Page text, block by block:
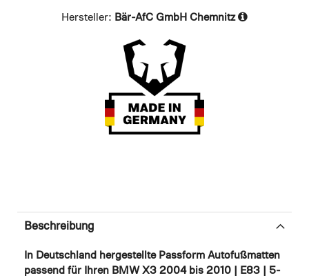
Hersteller: Bär-AfC GmbH Chemnitz
Beschreibung
In Deutschland hergestellte Passform Autofußmatten
passend für Ihren BMW X3 2004 bis 2010 | E83 | 5-